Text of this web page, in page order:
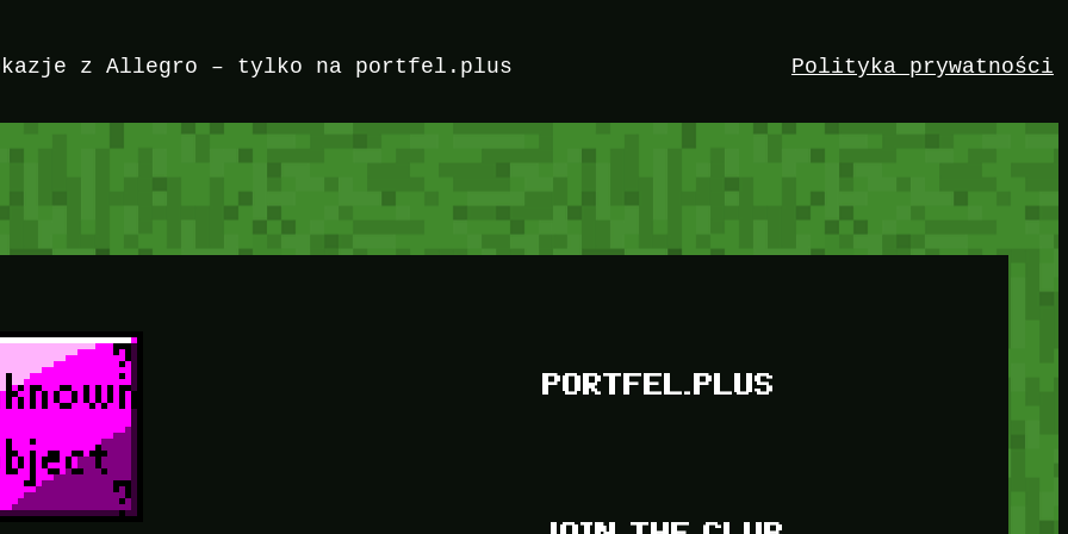
z Allegro – tylko na portfel.plus Polityka prywatności
PORTFEL.PLUS